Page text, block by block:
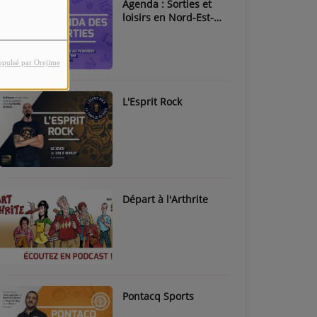
par Orejime
Agenda : Sorties et
loisirs en Nord-Est-
L'Esprit Rock
Départ à l'Arthrite
Pontacq Sports